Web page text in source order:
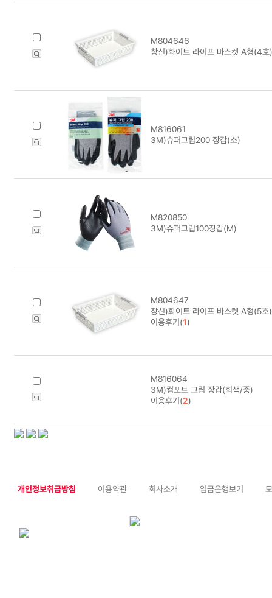
M804646
창신)화이트 라이프 바스켓 A형(4
M816061
3M)슈퍼그립200 장갑(소)
M820850
3M)슈퍼그립100장갑(M)
M804647
창신)화이트 라이프 바스켓 A형(5
이용후기(1)
M816064
3M)컴포트 그립 장갑(회색/중)
이용후기(2)
개인정보취급방침 이용약관 회사소개 입금은행보기